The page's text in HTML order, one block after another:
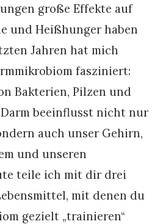
große Effekte auf
und Heißhunger haben
Jahren hat mich
fasziniert:
Bakterien, Pilzen und
beeinflusst nicht nur
auch unser Gehirn,
und unseren
teile ich mit dir drei
mit denen du
gezielt „trainieren“